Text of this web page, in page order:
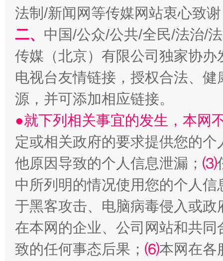
受贿1.44亿！段成刚被判无期 从幼
全民健身五年计划来了！等你上场
法制/新闻网等传媒网站衷心致
二、 中国/公众/公共/全民/法治/
传媒（北京）有限公司独家协
电视台友情链接，授权合法、
源，并可添加相应链接。
●就下列相关事宜的发生，本网
定或相关政府的要求提供您的个
他原因导致的个人信息泄漏； ⑶
中所列明的情况使用您的个人
于黑客攻击、电脑病毒侵入或
在本网的企业、公司网站和共
致的任何事态后果； ⑹本网在各